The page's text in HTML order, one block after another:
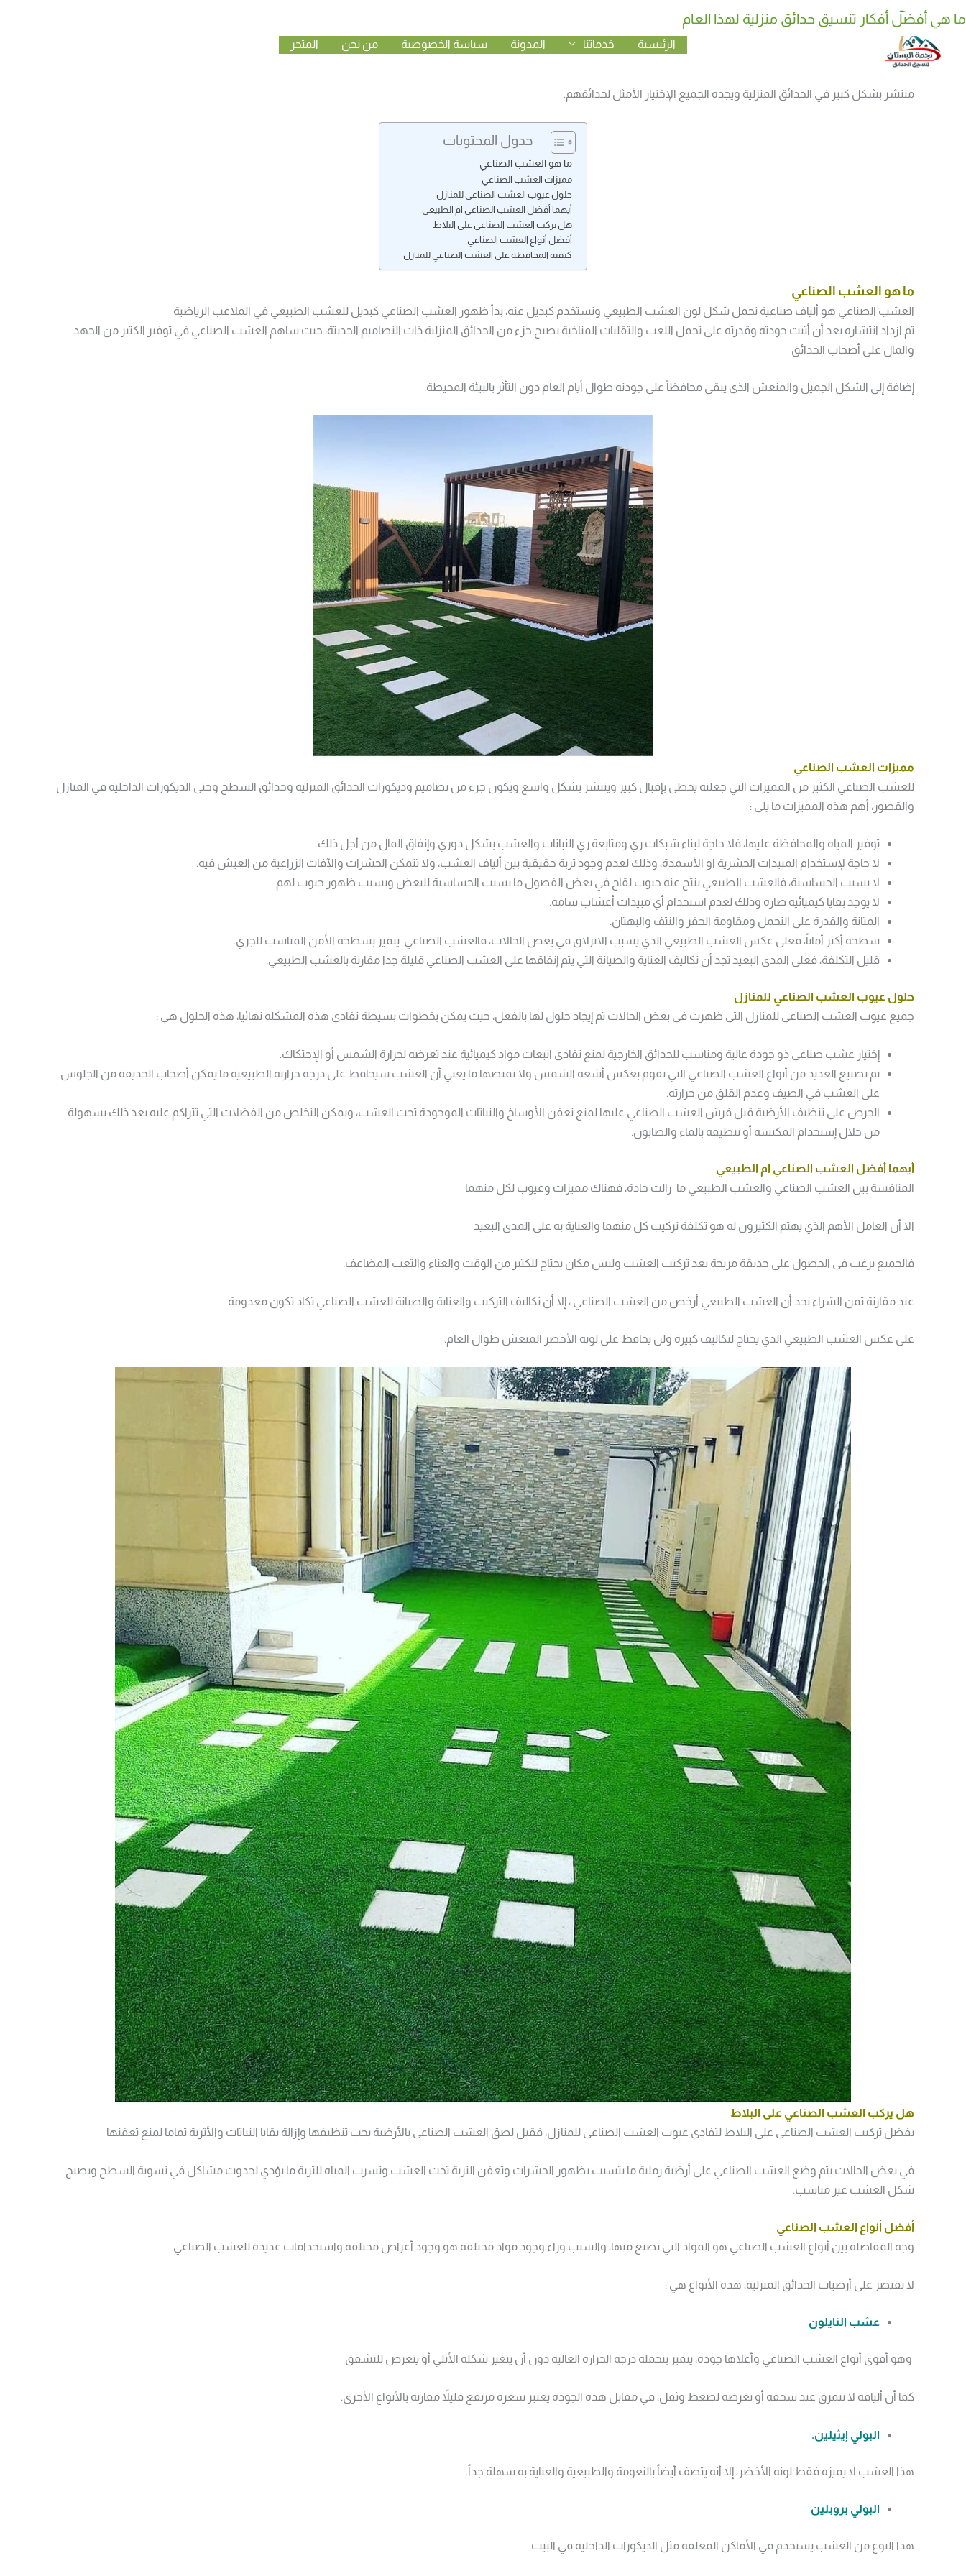
إلى
المحتوى
الرئيسية خدماتنا المدونة سياسة الخصوصية من نحن المتجر
منتشر بشكل كبير في الحدائق المنزلية ويجده الجميع الإختيار الأمثل لحدائقهم.
جدول المحتويات
ما هو العشب الصناعي
مميزات العشب الصناعي
حلول عيوب العشب الصناعي للمنازل
أيهما أفضل العشب الصناعي ام الطبيعي
هل يركب العشب الصناعي على البلاط
أفضل أنواع العشب الصناعي
كيفية المحافظة على العشب الصناعي للمنازل
ما هو العشب الصناعي
العشب الصناعي هو ألياف صناعية تحمل شكل لون العشب الطبيعي وتستخدم كبديل عنه، بدأ ظهور العشب الصناعي كبديل للعشب الطبيعي في الملاعب الرياضية
ثم ازداد انتشاره بعد أن أثبت جودته وقدرته على تحمل اللعب والتقلبات المناخية يصبح جزء من الحدائق المنزلية ذات التصاميم الحديثة، حيث ساهم العشب الصناعي في توفير الكثير من الجهد
والمال على أصحاب الحدائق
إضافة إلى الشكل الجميل والمنعش الذي يبقى محافظاً على جودته طوال أيام العام دون التأثر بالبيئة المحيطة.
مميزات العشب الصناعي
للعشب الصناعي الكثير من المميزات التي جعلته يحظى بإقبال كبير وينتشر بشكل واسع ويكون جزء من تصاميم وديكورات الحدائق المنزلية وحدائق السطح وحتى الديكورات الداخلية في المنازل
والقصور، أهم هذه المميزات ما يلي :
توفير المياه والمحافظة عليها، فلا حاجة لبناء شبكات ري ومتابعة ري النباتات والعشب بشكل دوري وإنفاق المال من أجل ذلك.
لا حاجة لإستخدام المبيدات الحشرية او الأسمدة، وذلك لعدم وجود تربة حقيقية بين ألياف العشب، ولا تتمكن الحشرات والآفات الزراعية من العيش فيه.
لا يسبب الحساسية، فالعشب الطبيعي ينتج عنه حبوب لقاح في بعض الفصول ما يسبب الحساسية للبعض ويسبب ظهور حبوب لهم.
لا يوجد بقايا كيميائية ضارة وذلك لعدم استخدام أي مبيدات أعشاب سامة.
المتانة والقدرة على التحمل ومقاومة الحفر والنتف والبهتان.
سطحه أكثر أماناً، فعلى عكس العشب الطبيعي الذي يسبب الانزلاق في بعض الحالات، فالعشب الصناعي يتميز بسطحه الأمن المناسب للجري.
قليل التكلفة، فعلى المدى البعيد تجد أن تكاليف العناية والصيانة التي يتم إنفاقها على العشب الصناعي قليلة جدا مقارنة بالعشب الطبيعي.
حلول عيوب العشب الصناعي للمنازل
جميع عيوب العشب الصناعي للمنازل التي ظهرت في بعض الحالات تم إيجاد حلول لها بالفعل، حيث يمكن بخطوات بسيطة تفادي هذه المشكله نهائيا، هذه الحلول هي :
إختيار عشب صناعي ذو جودة عالية ومناسب للحدائق الخارجية لمنع تفادي انبعاث مواد كيميائية عند تعرضه لحرارة الشمس أو الإحتكاك.
تم تصنيع العديد من أنواع العشب الصناعي التي تقوم بعكس أشعة الشمس ولا تمتصها ما يعني أن العشب سيحافظ على درجة حرارته الطبيعية ما يمكن أصحاب الحديقة من الجلوس
على العشب في الصيف وعدم القلق من حرارته.
الحرص على تنظيف الأرضية قبل فرش العشب الصناعي عليها لمنع تعفن الأوساخ والنباتات الموجودة تحت العشب، ويمكن التخلص من الفضلات التي تتراكم عليه بعد ذلك بسهولة
من خلال إستخدام المكنسة أو تنظيفه بالماء والصابون.
أيهما أفضل العشب الصناعي ام الطبيعي
المنافسة بين العشب الصناعي والعشب الطبيعي ما زالت حادة، فهناك مميزات وعيوب لكل منهما
الا أن العامل الأهم الذي يهتم الكثيرون له هو تكلفة تركيب كل منهما والعناية به على المدى البعيد
فالجميع يرغب في الحصول على حديقة مريحة بعد تركيب العشب وليس مكان يحتاج للكثير من الوقت والعناء والتعب المضاعف.
عند مقارنة ثمن الشراء نجد أن العشب الطبيعي أرخص من العشب الصناعي ، إلا أن تكاليف التركيب والعناية والصيانة للعشب الصناعي تكاد تكون معدومة
على عكس العشب الطبيعي الذي يحتاج لتكاليف كبيرة ولن يحافظ على لونه الأخضر المنعش طوال العام.
هل يركب العشب الصناعي على البلاط
يفضل تركيب العشب الصناعي على البلاط لتفادي عيوب العشب الصناعي للمنازل، فقبل لصق العشب الصناعي بالأرضية يجب تنظيفها وإزالة بقايا النباتات والأتربة تماما لمنع تعفنها
في بعض الحالات يتم وضع العشب الصناعي على أرضية رملية ما يتسبب بظهور الحشرات وتعفن التربة تحت العشب وتسرب المياه للتربة ما يؤدي لحدوث مشاكل في تسوية السطح ويصبح
شكل العشب غير مناسب.
أفضل أنواع العشب الصناعي
وجه المفاضلة بين أنواع العشب الصناعي هو المواد التي تصنع منها، والسبب وراء وجود مواد مختلفة هو وجود أغراض مختلفة واستخدامات عديدة للعشب الصناعي
لا تقتصر على أرضيات الحدائق المنزلية، هذه الأنواع هي :
عشب النايلون
وهو أقوى أنواع العشب الصناعي وأعلاها جودة، يتميز بتحمله درجة الحرارة العالية دون أن يتغير شكله الأثلي أو يتعرض للتشقق
كما أن أليافه لا تتمزق عند سحقه أو تعرضه لضغط وثقل، في مقابل هذه الجودة يعتبر سعره مرتفع قليلاً مقارنة بالأنواع الأخرى.
البولي إيثيلين.
هذا العشب لا يميزه فقط لونه الأخضر، إلا أنه يتصف أيضاً بالنعومة والطبيعية والعناية به سهلة جداً.
البولي بروبلين
هذا النوع من العشب يستخدم في الأماكن المغلقة مثل الديكورات الداخلية في البيت
كيف تختار نوع نوافير وشلالات منزلية مناسب لحديقتك
ما هي أفضل أفكار تنسيق حدائق منزلية لهذا العام